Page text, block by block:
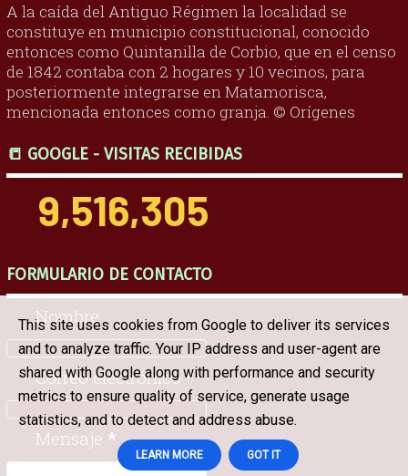
A la caída del Antiguo Régimen la localidad se
constituye en municipio constitucional, conocido
entonces como Quintanilla de Corbio, que en el censo
de 1842 contaba con 2 hogares y 10 vecinos, para
posteriormente integrarse en Matamorisca,
mencionada entonces como granja. © Orígenes
📒 GOOGLE - VISITAS RECIBIDAS
9,516,305
FORMULARIO DE CONTACTO
Nombre
Correo electrónico*
Mensaje *
This site uses cookies from Google to deliver its services
and to analyze traffic. Your IP address and user-agent are
shared with Google along with performance and security
metrics to ensure quality of service, generate usage
statistics, and to detect and address abuse.
LEARN MORE GOT IT